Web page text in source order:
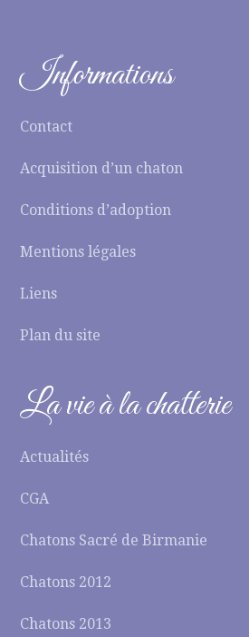
Informations
Contact
Acquisition d’un chaton
Conditions d’adoption
Mentions légales
Liens
Plan du site
La vie à la chatterie
Actualités
CGA
Chatons Sacré de Birmanie
Chatons 2012
Chatons 2013